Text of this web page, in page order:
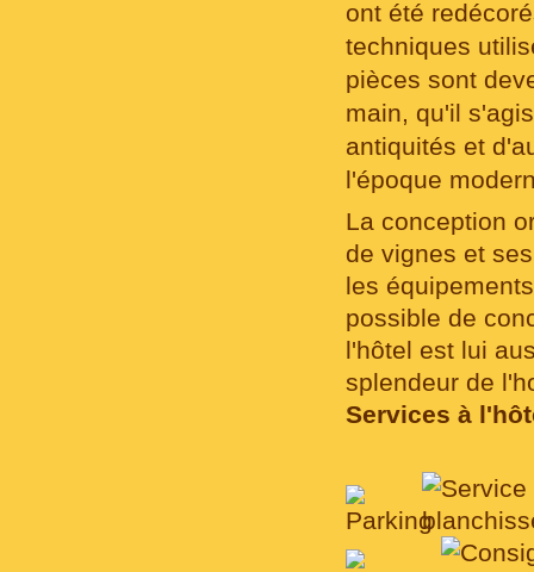
ont été
techniques
pièces sont
main, qu'il
antiquités et
l'époque
La conception
de vignes et
les
possible de
l'hôtel est lui
splendeur de
Services à